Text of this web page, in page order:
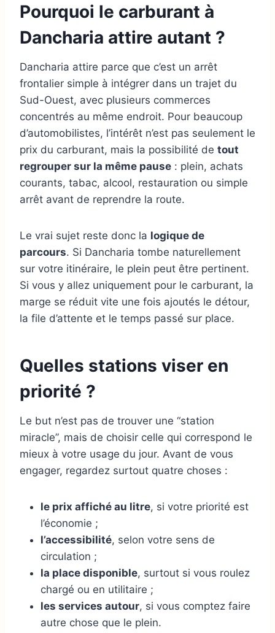
Pourquoi le carburant à
Dancharia attire autant ?
Dancharia attire parce que c’est un arrêt
frontalier simple à intégrer dans un trajet du
Sud-Ouest, avec plusieurs commerces
concentrés au même endroit. Pour beaucoup
d’automobilistes, l’intérêt n’est pas seulement le
prix du carburant, mais la possibilité de tout
regrouper sur la même pause : plein, achats
courants, tabac, alcool, restauration ou simple
arrêt avant de reprendre la route.
Le vrai sujet reste donc la logique de
parcours. Si Dancharia tombe naturellement
sur votre itinéraire, le plein peut être pertinent.
Si vous y allez uniquement pour le carburant, la
marge se réduit vite une fois ajoutés le détour,
la file d’attente et le temps passé sur place.
Quelles stations viser en
priorité ?
Le but n’est pas de trouver une “station
miracle”, mais de choisir celle qui correspond le
mieux à votre usage du jour. Avant de vous
engager, regardez surtout quatre choses :
le prix affiché au litre, si votre priorité est
l’économie ;
l’accessibilité, selon votre sens de
circulation ;
la place disponible, surtout si vous roulez
chargé ou en utilitaire ;
les services autour, si vous comptez faire
autre chose que le plein.